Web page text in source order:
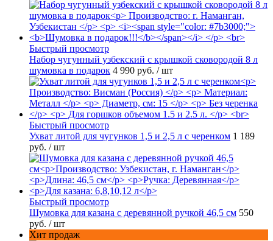
Быстрый просмотр
Набор чугунный узбекский с крышкой сковородой 8 л
шумовка в подарок 4 990 руб. / шт
Быстрый просмотр
Ухват литой для чугунков 1,5 и 2,5 л с черенком 1 189
руб. / шт
Быстрый просмотр
Шумовка для казана с деревянной ручкой 46,5 см 550
руб. / шт
Хит продаж